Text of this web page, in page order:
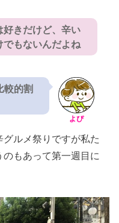
好きだけど、辛い
でもないんだよね
よぴ
較的割
ルメ祭りですが私た
もあって第一週目に